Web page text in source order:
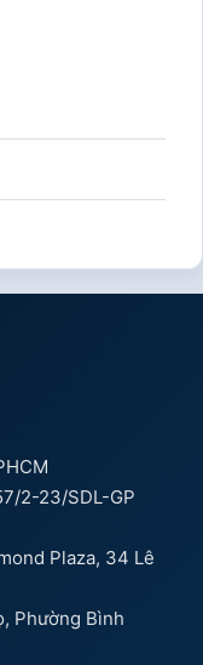
2-23/SDL-GP
Plaza, 34 Lê
Phường Bình